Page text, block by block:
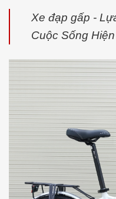
Xe đạp gấp -
Cuộc Sống